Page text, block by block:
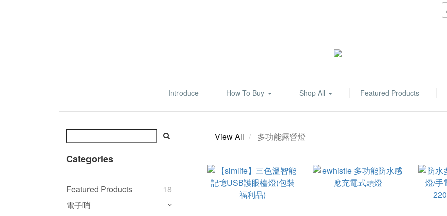
Introduce How To Buy Shop All Featured Products
Categories
Featured Products
18
電子哨
View All 多功能露營燈